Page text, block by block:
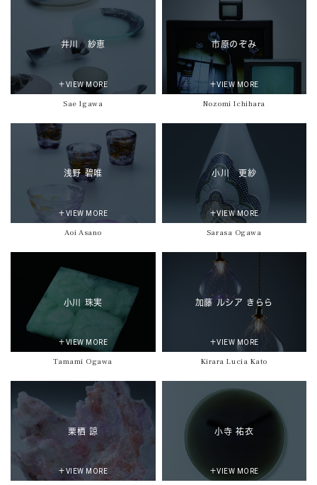
井川 紗恵
＋VIEW MORE
Sae Igawa
市原のぞみ
＋VIEW MORE
Nozomi Ichihara
浅野 碧唯
＋VIEW MORE
Aoi Asano
小川 更紗
＋VIEW MORE
Sarasa Ogawa
小川 珠実
＋VIEW MORE
Tamami Ogawa
加藤 ルシア きらら
＋VIEW MORE
Kirara Lucia Kato
栗栖 諒
＋VIEW MORE
小寺 祐衣
＋VIEW MORE